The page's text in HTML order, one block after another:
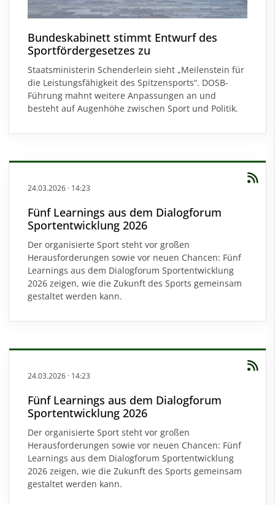
Bundeskabinett stimmt Entwurf des
Sportfördergesetzes zu
Staatsministerin Schenderlein sieht „Meilenstein für
die Leistungsfähigkeit des Spitzensports“. DOSB-
Führung mahnt weitere Anpassungen an und
besteht auf Augenhöhe zwischen Sport und Politik.
24.03.2026 · 14:23
Fünf Learnings aus dem Dialogforum
Sportentwicklung 2026
Der organisierte Sport steht vor großen
Herausforderungen sowie vor neuen Chancen: Fünf
Learnings aus dem Dialogforum Sportentwicklung
2026 zeigen, wie die Zukunft des Sports gemeinsam
gestaltet werden kann.
24.03.2026 · 14:23
Fünf Learnings aus dem Dialogforum
Sportentwicklung 2026
Der organisierte Sport steht vor großen
Herausforderungen sowie vor neuen Chancen: Fünf
Learnings aus dem Dialogforum Sportentwicklung
2026 zeigen, wie die Zukunft des Sports gemeinsam
gestaltet werden kann.